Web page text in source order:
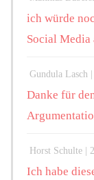
ich würde
Social Media
Gundula Lasch |
Danke für
Horst Schulte |
Ich habe